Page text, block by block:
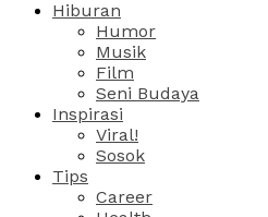
Hiburan
Humor
Musik
Film
Seni Budaya
Inspirasi
Viral!
Sosok
Tips
Career